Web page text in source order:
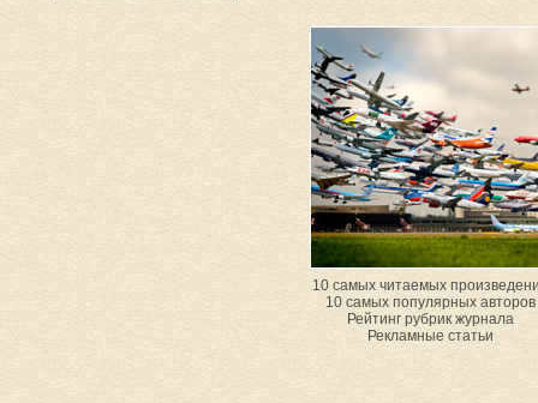
10 самых читаемых
10 самых популярных авторов
Рейтинг рубрик журнала
Рекламные статьи